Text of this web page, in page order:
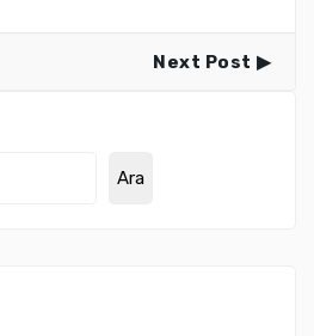
Next Post
Ara